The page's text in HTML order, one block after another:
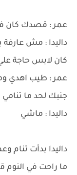
عمر : قصدك كان
داليدا : مش
كان لابس حاجة
عمر : طيب اهدي
جنبك لحد ما تنامي
داليدا : ماشي
داليدا بدأت تنام
ما راحت في النوم